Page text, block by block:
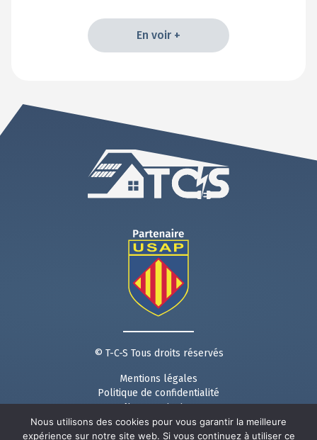
En voir +
© T-C-S Tous droits réservés
Mentions légales
Politique de confidentialité
Nous contacter
Suivez nous sur les réseaux :
Nous utilisons des cookies pour vous garantir la meilleure
expérience sur notre site web. Si vous continuez à utiliser ce